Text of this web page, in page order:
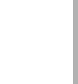
MAIELLA
(Ch)
T. (Pe)